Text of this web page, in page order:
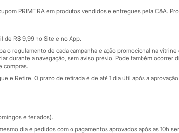
Cupons de desconto
PRIMEIRA em produtos vendidos e entregues pela C&A.
de R$ 9,99 no Site e no App.
o regulamento de cada campanha e ação promocional na
durante a navegação, sem aviso prévio. Pode também
compras.
e Retire. O prazo de retirada é de até 1 dia útil após a
e feriados).
dia e pedidos com o pagamentos aprovados após as 10h